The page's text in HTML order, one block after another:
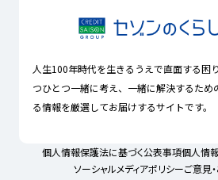
人生100年時代を生きるうえで直面する困
つひとつ一緒に考え、一緒に解決するた
る情報を厳選してお届けするサイトです。
個人情報保護法に基づく公表事項個人情
ソーシャルメディアポリシーご意見